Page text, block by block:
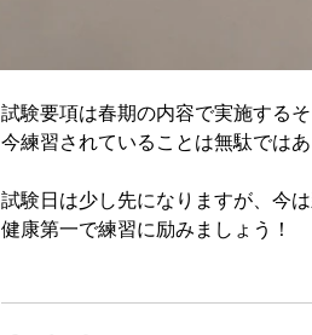
試験要項は春期の内容で実施するそ
今練習されていることは無駄ではあ
試験日は少し先になりますが、今
健康第一で練習に励みましょう！